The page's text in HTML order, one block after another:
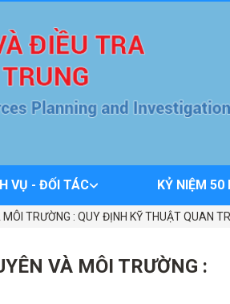
VỤ - ĐỐI TÁC KỶ NIỆM 50
TRƯỜNG : QUY ĐỊNH KỸ THUẬT QUAN
VÀ MÔI TRƯỜNG :